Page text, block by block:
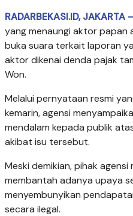
RADARBEKASI.ID, JAKARTA –
yang menaungi aktor papan
buka suara terkait laporan
aktor dikenai denda pajak
Won.
Melalui pernyataan resmi
kemarin, agensi
mendalam kepada publik
akibat isu tersebut.
Meski demikian, pihak
membantah adanya upaya
menyembunyikan
secara ilegal.